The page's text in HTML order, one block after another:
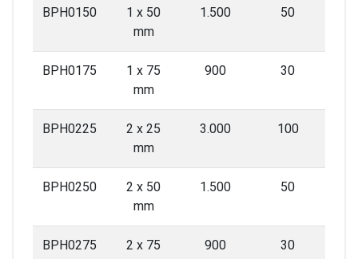
BPH0150
1 x 50
mm
1.500 50
BPH0175
1 x 75
mm
900 30
BPH0225
2 x 25
mm
3.000 100
BPH0250
2 x 50
mm
1.500 50
BPH0275
2 x 75
900 30